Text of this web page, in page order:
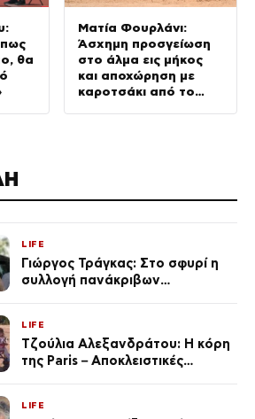
θα
Ματία Φουρλάνι:
Άσχημη προσγείωση
στο άλμα εις μήκος
και αποχώρηση με
καροτσάκι από το
LIFE
Γιώργος Τράγκας: Στο σφυρί η
συλλογή πανάκριβων
LIFE
Τζούλια Αλεξανδράτου: Η κόρη
της Paris – Αποκλειστικές
LIFE